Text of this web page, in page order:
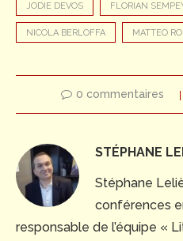
JODIE DEVOS FLORIAN
NICOLA BERLOFFA MATTEO
0 commentaires
STÉPHANE
Stéphane
conférences
responsable de l’équipe «